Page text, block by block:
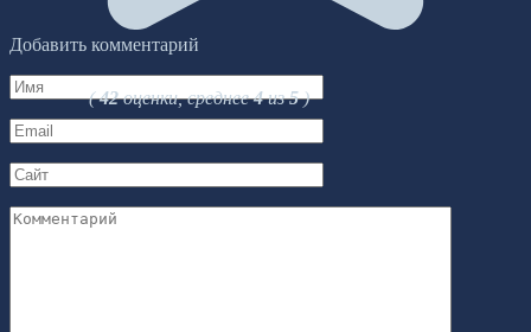
(42оценки, среднее4из5)
Добавить комментарий
Имя
*
Email
*
Сайт
Комментарий